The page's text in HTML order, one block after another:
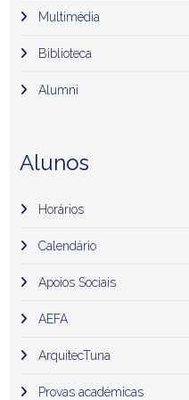
Multimédia
Biblioteca
Alumni
Alunos
Horários
Calendário
Apoios Sociais
AEFA
ArquitecTuna
Provas académicas